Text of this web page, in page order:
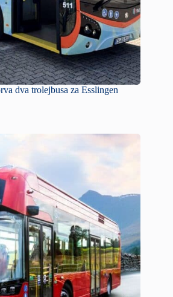
dva trolejbusa za Esslingen